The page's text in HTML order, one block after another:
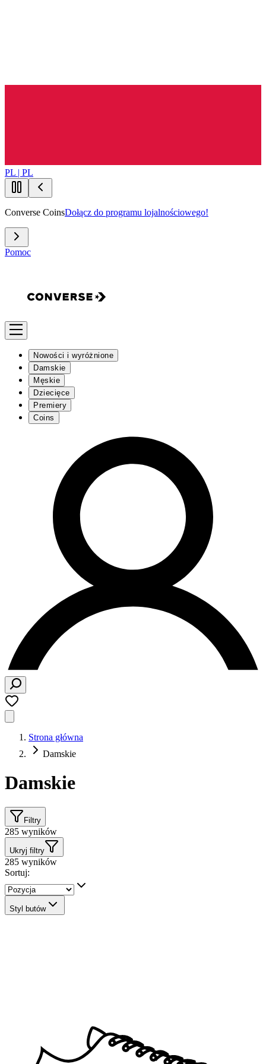
PL | PL
Converse CoinsDołącz do programu lojalnościowego!
Pomoc
Nowości i wyróżnione
Damskie
Męskie
Dziecięce
Premiery
Coins
Strona główna
Damskie
Damskie
Filtry
285 wyników
Ukryj filtry
285 wyników
Sortuj:
Styl butów